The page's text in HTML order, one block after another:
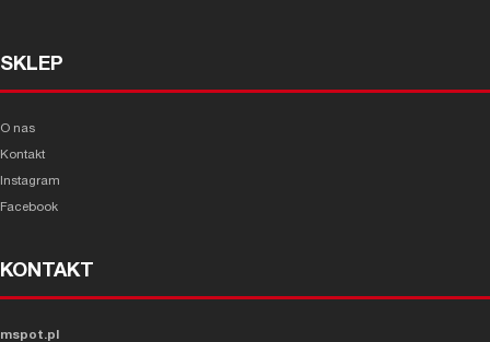
SKLEP
O nas
Kontakt
Instagram
Facebook
KONTAKT
mspot.pl